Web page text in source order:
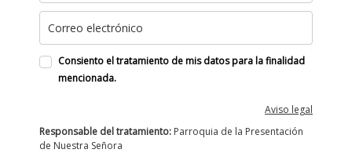
Consiento el tratamiento de mis datos para la finalidad
mencionada.
Aviso legal
Responsable del tratamiento: Parroquia de la Presentación
de Nuestra Señora